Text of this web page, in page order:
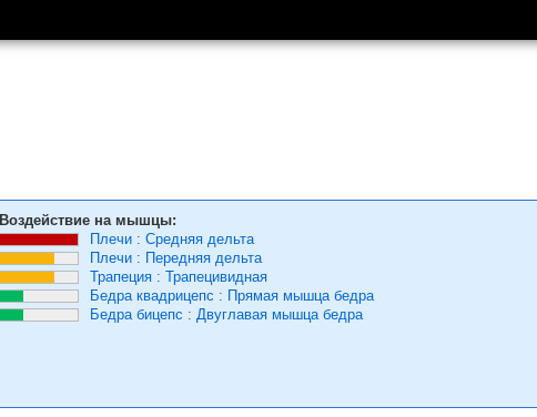
Воздействие на мышцы:
Плечи : Средняя дельта
Плечи : Передняя дельта
Трапеция : Трапецивидная
Бедра квадрицепс : Прямая мышца бедра
Бедра бицепс : Двуглавая мышца бедра